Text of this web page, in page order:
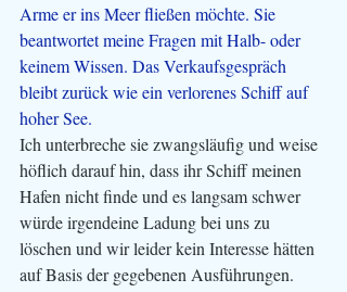
Arme er ins Meer fließen möchte. Sie
beantwortet meine Fragen mit Halb- oder
keinem Wissen. Das Verkaufsgespräch
bleibt zurück wie ein verlorenes Schiff auf
hoher See.
Ich unterbreche sie zwangsläufig und weise
höflich darauf hin, dass ihr Schiff meinen
Hafen nicht finde und es langsam schwer
würde irgendeine Ladung bei uns zu
löschen und wir leider kein Interesse hätten
auf Basis der gegebenen Ausführungen.